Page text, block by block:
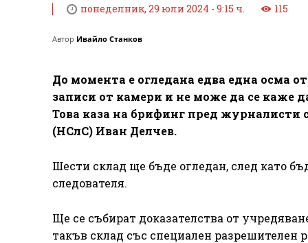
понеделник, 29 юли 2024 - 9:15 ч. 115
Автор Ивайло Станков
До момента е огледана едва една осма
записи от камери и не може да се
Това каза на брифинг пред журналисти
(НСлС) Иван Делчев.
Шести склад ще бъде огледан, след като
следователя.
Ще се събират доказателства от
такъв склад със специален